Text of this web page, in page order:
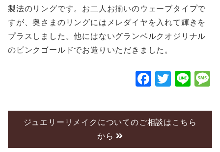
製法のリングです。お二人お揃いのウェーブタイプで
すが、奥さまのリングにはメレダイヤを入れて輝きを
プラスしました。他にはないグランベルクオジリナル
のピンクゴールドでお造りいただきました。
F
c
e
T
tt
er
Li
e
ジュエリーリメイクについてのご相談はこちら
から